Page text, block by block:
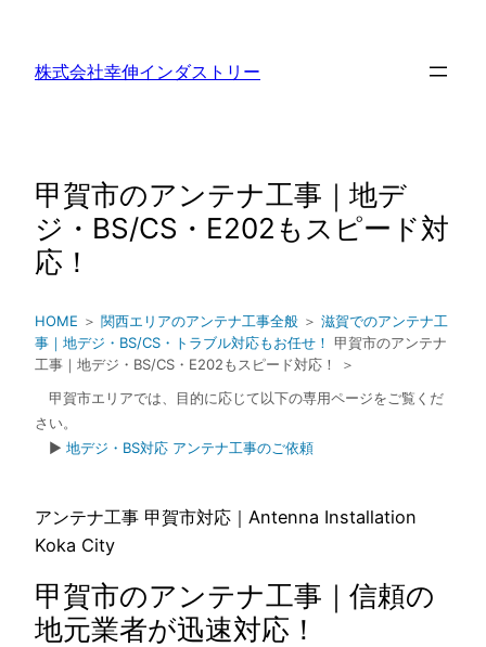
株式会社幸伸インダストリー
甲賀市のアンテナ工事｜地デ
ジ・BS/CS・E202もスピード対
応！
HOME ＞ 関西エリアのアンテナ工事全般 ＞ 滋賀でのアンテナ工
事｜地デジ・BS/CS・トラブル対応もお任せ！ 甲賀市のアンテナ
工事｜地デジ・BS/CS・E202もスピード対応！ ＞
甲賀市エリアでは、目的に応じて以下の専用ページをご覧くだ
さい。
▶ 地デジ・BS対応 アンテナ工事のご依頼
アンテナ工事 甲賀市対応｜Antenna Installation
Koka City
甲賀市のアンテナ工事｜信頼の
地元業者が迅速対応！